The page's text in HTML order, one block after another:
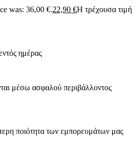
was: 36,00 €.22,90 €Η τρέχουσα τιμή
ημέρας
μέσω ασφαλού περιβάλλοντος
ποιότητα των εμπορευμάτων μας